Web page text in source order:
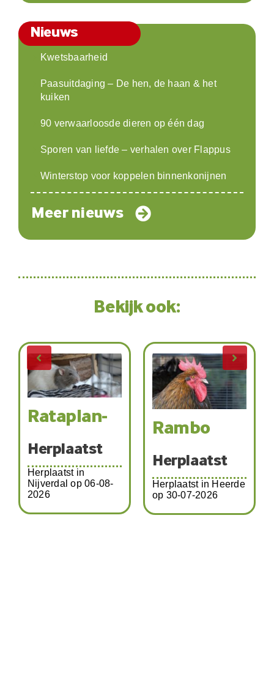
Nieuws
Kwetsbaarheid
Paasuitdaging – De hen, de haan & het
kuiken
90 verwaarloosde dieren op één dag
Sporen van liefde – verhalen over Flappus
Winterstop voor koppelen binnenkonijnen
Meer nieuws
Bekijk ook:
Rataplan-
Herplaatst
Herplaatst in
Nijverdal op 06-08-
2026
Rambo
Herplaatst
Herplaatst in Heerde
op 30-07-2026